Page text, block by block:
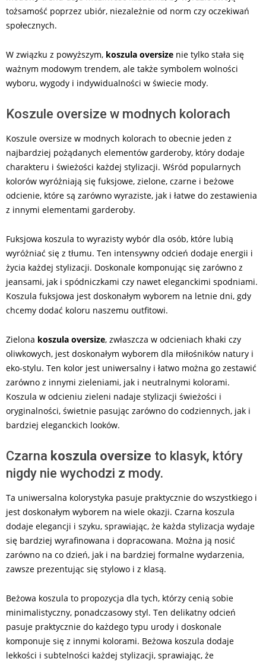
tożsamość poprzez ubiór, niezależnie od norm czy oczekiwań
społecznych.
W związku z powyższym, koszula oversize nie tylko stała się
ważnym modowym trendem, ale także symbolem wolności
wyboru, wygody i indywidualności w świecie mody.
Koszule oversize w modnych kolorach
Koszule oversize w modnych kolorach to obecnie jeden z
najbardziej pożądanych elementów garderoby, który dodaje
charakteru i świeżości każdej stylizacji. Wśród popularnych
kolorów wyróżniają się fuksjowe, zielone, czarne i beżowe
odcienie, które są zarówno wyraziste, jak i łatwe do zestawienia
z innymi elementami garderoby.
Fuksjowa koszula to wyrazisty wybór dla osób, które lubią
wyróżniać się z tłumu. Ten intensywny odcień dodaje energii i
życia każdej stylizacji. Doskonale komponując się zarówno z
jeansami, jak i spódniczkami czy nawet eleganckimi spodniami.
Koszula fuksjowa jest doskonałym wyborem na letnie dni, gdy
chcemy dodać koloru naszemu outfitowi.
Zielona koszula oversize, zwłaszcza w odcieniach khaki czy
oliwkowych, jest doskonałym wyborem dla miłośników natury i
eko-stylu. Ten kolor jest uniwersalny i łatwo można go zestawić
zarówno z innymi zieleniami, jak i neutralnymi kolorami.
Koszula w odcieniu zieleni nadaje stylizacji świeżości i
oryginalności, świetnie pasując zarówno do codziennych, jak i
bardziej eleganckich looków.
Czarna koszula oversize to klasyk, który
nigdy nie wychodzi z mody.
Ta uniwersalna kolorystyka pasuje praktycznie do wszystkiego i
jest doskonałym wyborem na wiele okazji. Czarna koszula
dodaje elegancji i szyku, sprawiając, że każda stylizacja wydaje
się bardziej wyrafinowana i dopracowana. Można ją nosić
zarówno na co dzień, jak i na bardziej formalne wydarzenia,
zawsze prezentując się stylowo i z klasą.
Beżowa koszula to propozycja dla tych, którzy cenią sobie
minimalistyczny, ponadczasowy styl. Ten delikatny odcień
pasuje praktycznie do każdego typu urody i doskonale
komponuje się z innymi kolorami. Beżowa koszula dodaje
lekkości i subtelności każdej stylizacji, sprawiając, że